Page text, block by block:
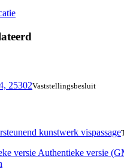
25302Vaststellingsbesluit
kunstwerk vispassage
Authentieke versie